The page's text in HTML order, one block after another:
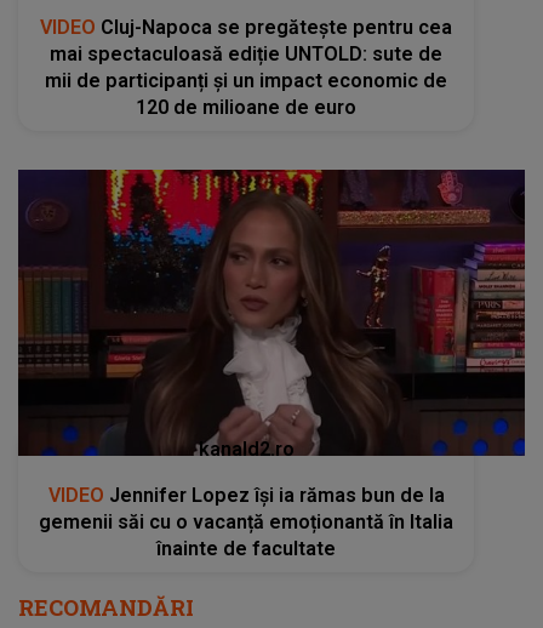
VIDEO Cluj-Napoca se pregătește pentru cea
mai spectaculoasă ediție UNTOLD: sute de
mii de participanți și un impact economic de
120 de milioane de euro
kanald2.ro
VIDEO Jennifer Lopez își ia rămas bun de la
gemenii săi cu o vacanță emoționantă în Italia
înainte de facultate
RECOMANDĂRI